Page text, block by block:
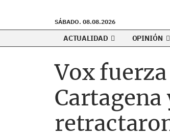
SÁBADO. 08.08.2026
ACTUALIDAD OPINIÓN
Vox
Cartagena